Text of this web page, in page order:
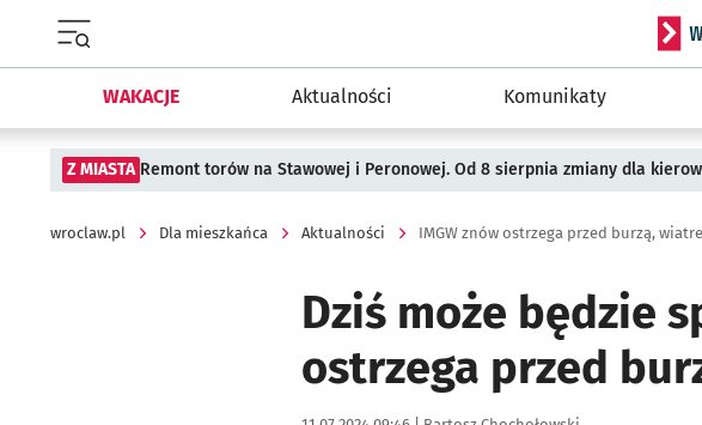
WAKACJE Aktualności Komunikaty
Z MIASTA Remont torów na Stawowej i Peronowej. Od 8 sierpnia zmiany dla
wroclaw.pl Dla mieszkańca Aktualności IMGW znów ostrzega przed burzą,
Dziś może będzie
ostrzega przed